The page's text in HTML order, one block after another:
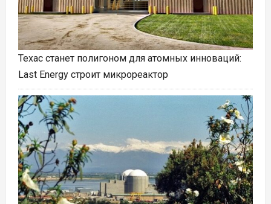
Техас станет полигоном для атомных инноваций:
Last Energy строит микрореактор